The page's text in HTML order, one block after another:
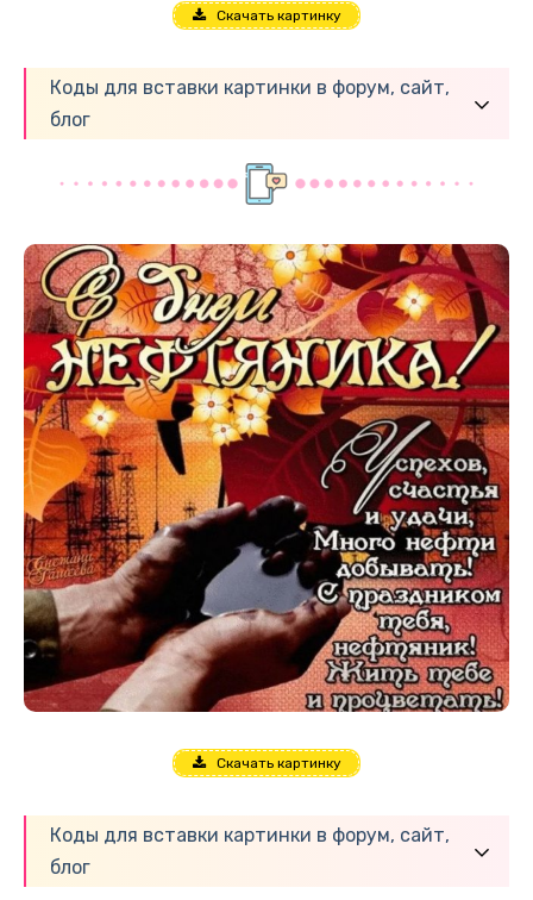
Скачать картинку
Коды для вставки картинки в форум, сайт,
блог
Скачать картинку
Коды для вставки картинки в форум, сайт,
блог